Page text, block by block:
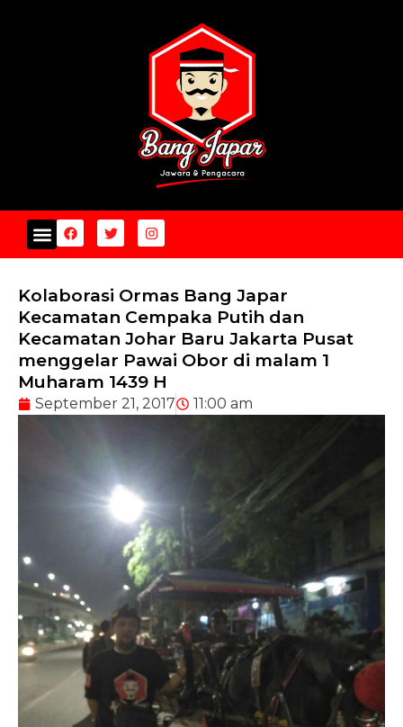
Kolaborasi Ormas Bang Japar
Kecamatan Cempaka Putih dan
Kecamatan Johar Baru Jakarta Pusat
menggelar Pawai Obor di malam 1
Muharam 1439 H
September 21, 2017 11:00 am